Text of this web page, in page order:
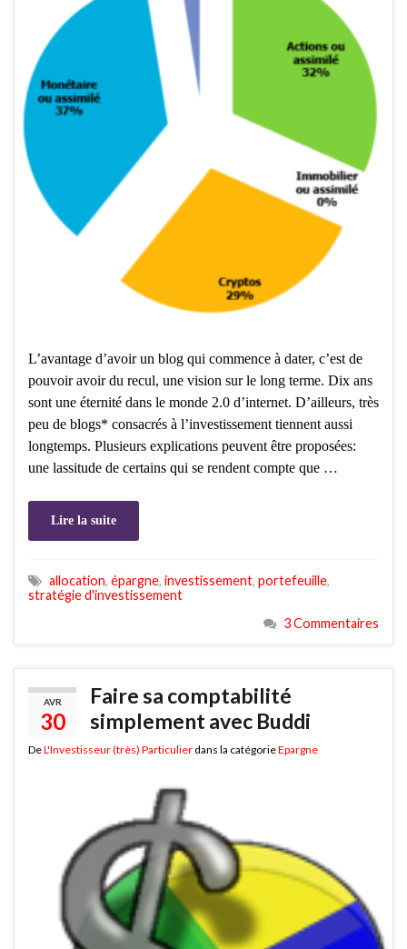
L’avantage d’avoir un blog qui commence à dater, c’est de
pouvoir avoir du recul, une vision sur le long terme. Dix ans
sont une éternité dans le monde 2.0 d’internet. D’ailleurs, très
peu de blogs* consacrés à l’investissement tiennent aussi
longtemps. Plusieurs explications peuvent être proposées:
une lassitude de certains qui se rendent compte que …
Lire la suite
allocation, épargne, investissement, portefeuille,
stratégie d'investissement
3 Commentaires
AVR
30
Faire sa comptabilité
simplement avec Buddi
DeL'Investisseur (très) Particulier dans la catégorieEpargne